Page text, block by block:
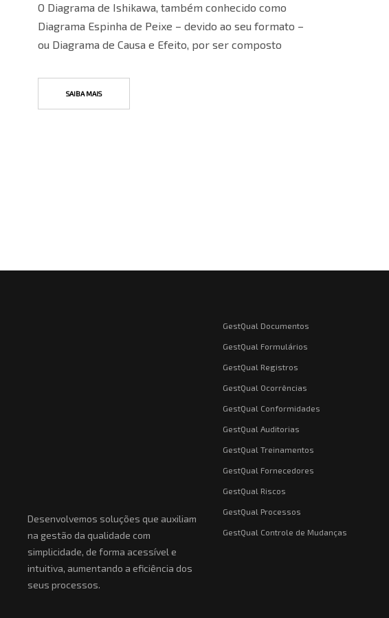
O Diagrama de Ishikawa, também conhecido como
Diagrama Espinha de Peixe – devido ao seu formato –
ou Diagrama de Causa e Efeito, por ser composto
SAIBA MAIS
Desenvolvemos soluções que auxiliam
na gestão da qualidade com
simplicidade, de forma acessível e
intuitiva, aumentando a eficiência dos
seus processos.
GestQual Documentos
GestQual Formulários
GestQual Registros
GestQual Ocorrências
GestQual Conformidades
GestQual Auditorias
GestQual Treinamentos
GestQual Fornecedores
GestQual Riscos
GestQual Processos
GestQual Controle de Mudanças